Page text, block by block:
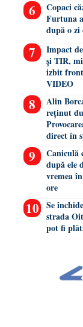
Copaci
Furtuna
după o zi
Impact
și TIR,
izbit
VIDEO
Alin
reținut
direct în
Caniculă
după ele
vremea
ore
Se
strada
pot fi